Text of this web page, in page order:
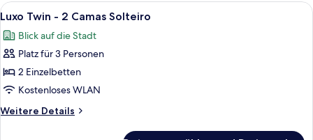
1
King
Alle
Fotos
für
Luxo
Twin
-
2
Camas
Ein Hotelzimmer mit zwei Betten,
7
Luxo Twin - 2 Camas Solteiro
Blick auf die Stadt
Platz für 3 Personen
2 Einzelbetten
Kostenloses WLAN
Weitere Details
Weitere